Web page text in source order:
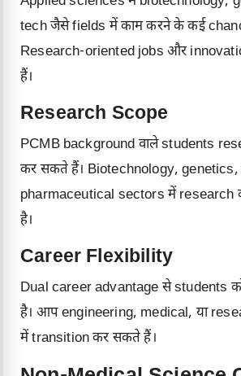
tech जैसे fields में काम करने के कई
Research-oriented jobs और
हैं।
Research Scope
PCMB background वाले students
कर सकते हैं। Biotechnology,
pharmaceutical sectors में research
है।
Career Flexibility
Dual career advantage से students
है। आप engineering, medical, या
में transition कर सकते हैं।